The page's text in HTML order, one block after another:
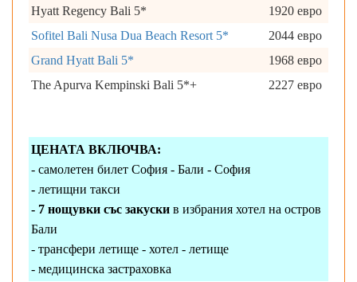
Hyatt Regency Bali 5*
1920 евро
Sofitel Bali Nusa Dua Beach Resort 5*
2044 евро
Grand Hyatt Bali 5*
1968 евро
The Apurva Kempinski Bali 5*+
2227 евро
ЦЕНАТА ВКЛЮЧВА:
- самолетен билет София - Бали - София
- летищни такси
- 7 нощувки със закуски в избрания хотел на остров
Бали
- трансфери летище - хотел - летище
- медицинска застраховка